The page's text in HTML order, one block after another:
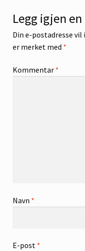
Legg igjen
Din e-postadresse
er merket med *
Kommentar *
Navn *
E-post *